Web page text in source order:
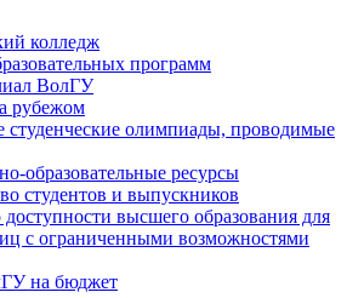
колледж
программ
ВолГУ
рубежом
студенческие олимпиады, проводимые
образовательные ресурсы
студентов и выпускников
высшего образования для
с ограниченными возможностями
на бюджет